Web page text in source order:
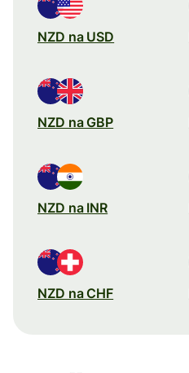
NZD na USD
NZD na GBP
NZD na INR
NZD na CHF